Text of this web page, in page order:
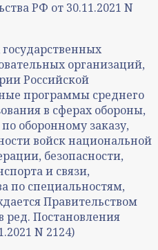
РФ от 30.11.2021 N
организаций,
Российской
программы среднего
в сферах обороны,
оборонному заказу,
войск национальной
безопасности,
и связи,
по специальностям,
Правительством
ред. Постановления
N 2124)